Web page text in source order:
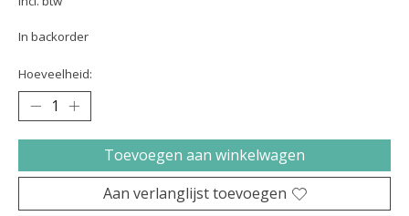
In backorder
Hoeveelheid:
Toevoegen aan winkelwagen
Aan verlanglijst toevoegen